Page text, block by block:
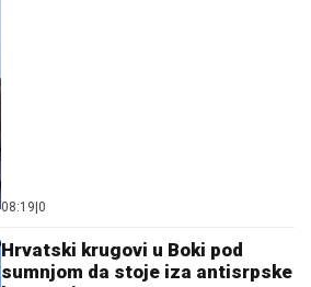
08:19 0
Hrvatski krugovi u Boki pod
sumnjom da stoje iza antisrpske